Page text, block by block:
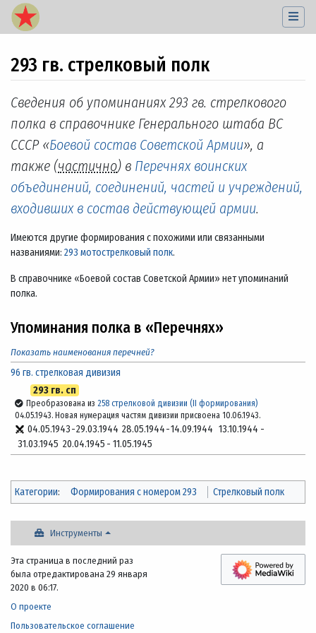
293 гв. стрелковый полк
Перейти к:навигация,поиск
Сведения об упоминаниях 293 гв. стрелкового
полка в справочнике Генерального штаба ВС
СССР «Боевой состав Советской Армии», а
также (частично) в Перечнях воинских
объединений, соединений, частей и учреждений,
входивших в состав действующей армии.
Имеются другие формирования с похожими или связанными
названиями: 293 мотострелковый полк.
В справочнике «Боевой состав Советской Армии» нет упоминаний
полка.
Упоминания полка в «Перечнях»
Показать наименования перечней?
96 гв. стрелковая дивизия
293 гв. сп
Преобразована из258 стрелковой дивизии (II формирования)
04.05.1943. Новая нумерация частям дивизии присвоена 10.06.1943.
04.05.1943-29.03.1944 28.05.1944-14.09.1944 13.10.1944 -
31.03.1945 20.04.1945 - 11.05.1945
Категории: Формирования с номером 293 Стрелковый полк
Инструменты
Эта страница в последний раз
была отредактирована 29 января
2020 в 06:17.
О проекте
Пользовательское соглашение